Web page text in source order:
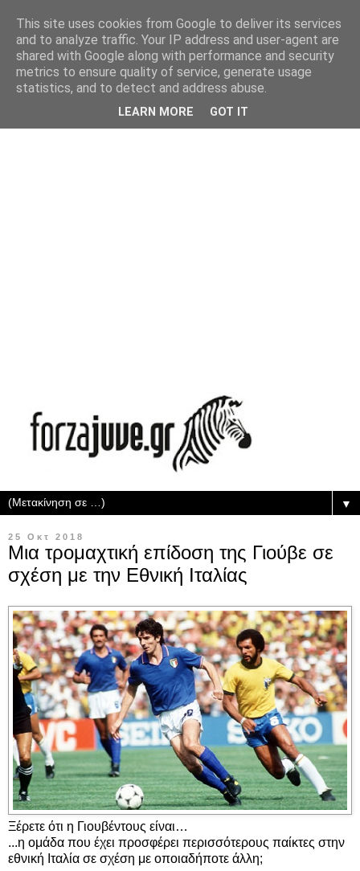
▼
25 Οκτ 2018
Μια τρομαχτική επίδοση της Γιούβε σε
σχέση με την Εθνική Ιταλίας
Ξέρετε ότι η Γιουβέντους είναι…
...η ομάδα που έχει προσφέρει περισσότερους παίκτες στην
εθνική Ιταλία σε σχέση με οποιαδήποτε άλλη;
This site uses cookies from Google to deliver its services
and to analyze traffic. Your IP address and user-agent are
shared with Google along with performance and security
metrics to ensure quality of service, generate usage
statistics, and to detect and address abuse.
LEARN MORE GOT IT